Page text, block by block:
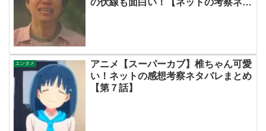
の伏線も面白い！【ネットの考察ネタ
エンタメ
アニメ【スーパーカブ】椎ちゃん可愛
い！ネットの感想考察ネタバレまとめ
【第７話】